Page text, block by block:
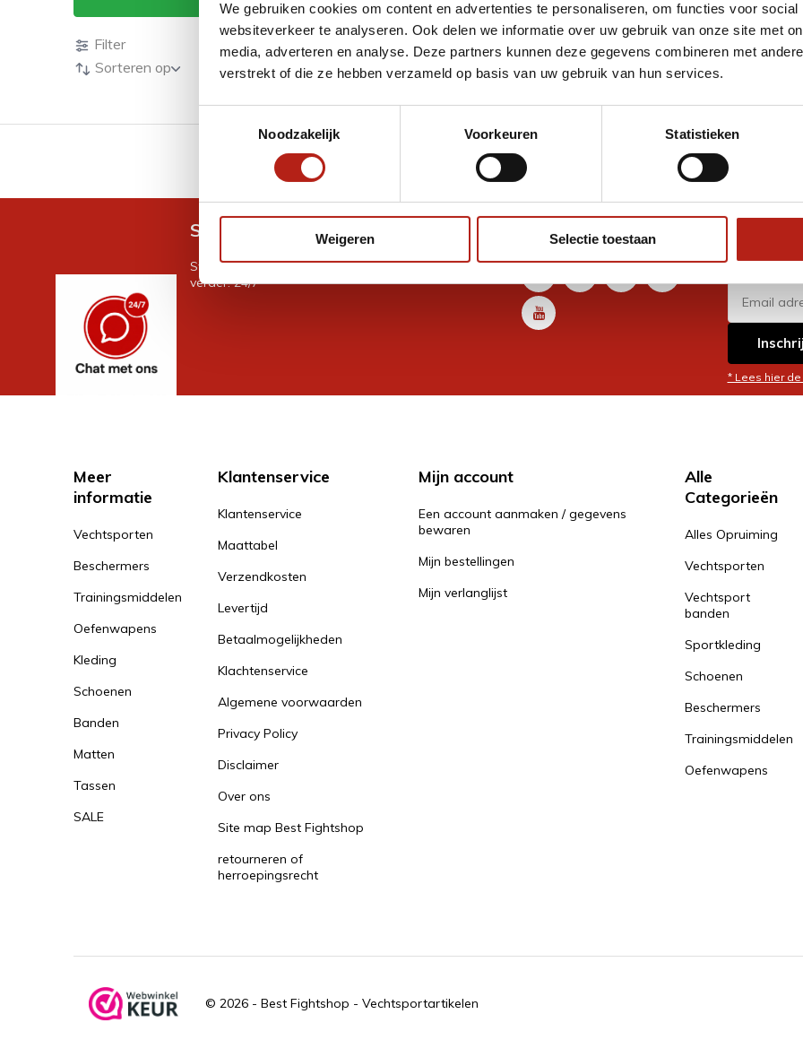
We gebruiken cookies om content en advertenties te personaliseren, om functies voor
websiteverkeer te analyseren. Ook delen we informatie over uw gebruik van onze site met
media, adverteren en analyse. Deze partners kunnen deze gegevens combineren met
verstrekt of die ze hebben verzameld op basis van uw gebruik van hun services.
Noodzakelijk
Voorkeuren Statistieken
Weigeren Selectie toestaan
Producten
Filter
Sorteren op
GRATIS verzending v.a €75 Eenvoudig ruilen of retour
Snel antwoord op je vraag?
Stel je vraag in de chat, en we helpen je graag
verder. 24/7
Volg ons
* Lees hier
Meer
informatie
Vechtsporten
Beschermers
Trainingsmiddelen
Oefenwapens
Kleding
Schoenen
Banden
Matten
Tassen
SALE
Klantenservice
Klantenservice
Maattabel
Verzendkosten
Levertijd
Betaalmogelijkheden
Klachtenservice
Algemene voorwaarden
Privacy Policy
Disclaimer
Over ons
Site map Best Fightshop
retourneren of
herroepingsrecht
Mijn account
Een account aanmaken / gegevens
bewaren
Mijn bestellingen
Mijn verlanglijst
Alle
Categorieën
Alles Opruiming
Vechtsporten
Vechtsport
banden
Sportkleding
Schoenen
Beschermers
Trainingsmiddelen
Oefenwapens
© 2026 - Best Fightshop - Vechtsportartikelen